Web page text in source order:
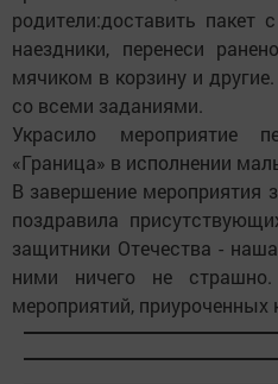
родители:доставить пакет
наездники, перенеси
мячиком в корзину и
со всеми заданиями.
Украсило мероприятие
«Граница» в исполнении
В завершение мероприятия
поздравила
защитники Отечества -
ними ничего не
мероприятий, приуроченных